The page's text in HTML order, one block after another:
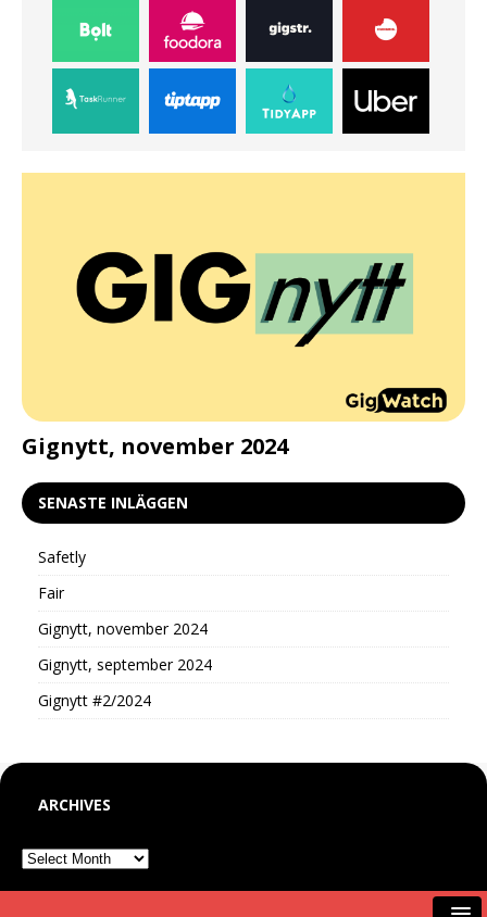
Gignytt, november 2024
SENASTE INLÄGGEN
Safetly
Fair
Gignytt, november 2024
Gignytt, september 2024
Gignytt #2/2024
ARCHIVES